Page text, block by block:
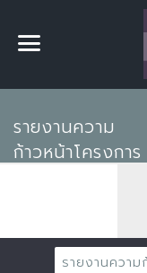
รายงานความ
ก้าวหน้าโครงการ
รายงานความ